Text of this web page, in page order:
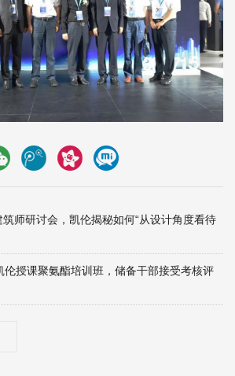
筑师研讨会，凯伦揭秘如何“从设计角度看待
伦授课聚氨酯培训班，储备干部接受考核评